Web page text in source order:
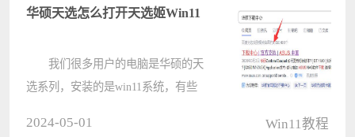
厌烦，那要怎么解决这个问题呢?
华硕天选怎么打开天选姬Win11
我们很多用户的电脑是华硕的天
选系列，安装的是win11系统，有些
2024-05-01 Win11教程